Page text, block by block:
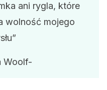
ani rygla, które
wolność mojego
Woolf-